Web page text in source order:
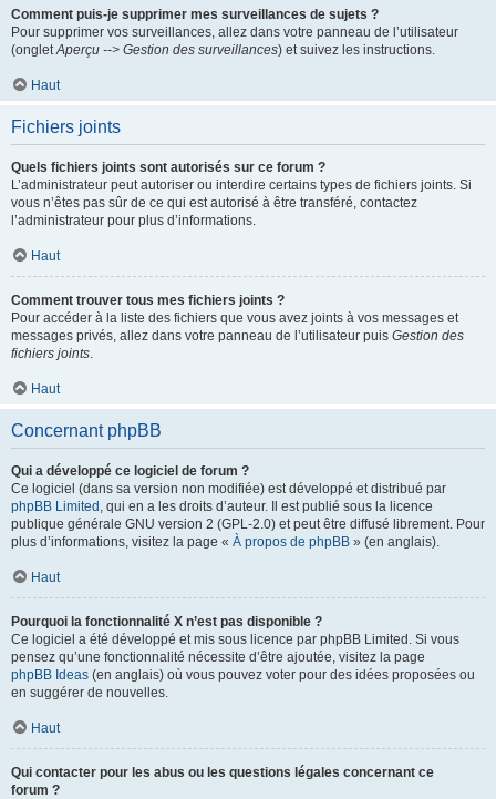
Comment puis-je supprimer mes surveillances de sujets ?
Pour supprimer vos surveillances, allez dans votre panneau de l’utilisateur
(ongletAperçu --> Gestion des surveillances) et suivez les instructions.
Haut
Fichiers joints
Quels fichiers joints sont autorisés sur ce forum ?
L’administrateur peut autoriser ou interdire certains types de fichiers joints. Si
vous n’êtes pas sûr de ce qui est autorisé à être transféré, contactez
l’administrateur pour plus d’informations.
Haut
Comment trouver tous mes fichiers joints ?
Pour accéder à la liste des fichiers que vous avez joints à vos messages et
messages privés, allez dans votre panneau de l’utilisateur puis Gestion des
fichiers joints.
Haut
Concernant phpBB
Qui a développé ce logiciel de forum ?
Ce logiciel (dans sa version non modifiée) est développé et distribué par
phpBB Limited , qui en a les droits d’auteur. Il est publié sous la licence
publique générale GNU version 2 (GPL-2.0) et peut être diffusé librement. Pour
plus d’informations, visitez la page « À propos de phpBB » (en anglais).
Haut
Pourquoi la fonctionnalité X n’est pas disponible ?
Ce logiciel a été développé et mis sous licence par phpBB Limited. Si vous
pensez qu’une fonctionnalité nécessite d’être ajoutée, visitez la page
phpBB Ideas (en anglais) où vous pouvez voter pour des idées proposées ou
en suggérer de nouvelles.
Haut
Qui contacter pour les abus ou les questions légales concernant ce
forum ?